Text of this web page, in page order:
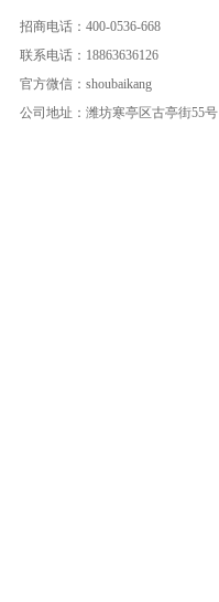
招商电话：400-0536-668
联系电话：18863636126
官方微信：shoubaikang
公司地址：潍坊寒亭区古亭街55号